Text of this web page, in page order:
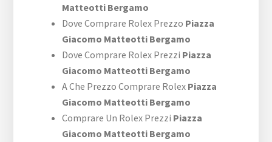
Matteotti Bergamo
Dove Comprare Rolex Prezzo Piazza
Giacomo Matteotti Bergamo
Dove Comprare Rolex Prezzi Piazza
Giacomo Matteotti Bergamo
A Che Prezzo Comprare Rolex Piazza
Giacomo Matteotti Bergamo
Comprare Un Rolex Prezzi Piazza
Giacomo Matteotti Bergamo